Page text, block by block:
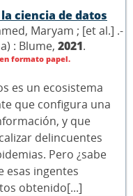
ciencia de datos
Maryam ; [et al.] .-
: Blume, 2021.
formato papel.
es un ecosistema
que configura una
y que
delincuentes
Pero ¿sabe
esas ingentes
obtenido[...]